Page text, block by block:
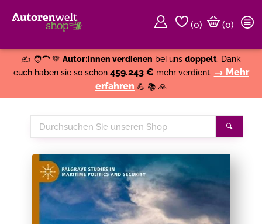
(0)
(0)
✍️ 🧑‍🦱 💚 Autor:innen verdienen bei uns doppelt. Dank
euch haben sie so schon 459.243 € mehr verdient. → Mehr
erfahren 💪 📚 🙏
Durchsuchen
Sie
Shop